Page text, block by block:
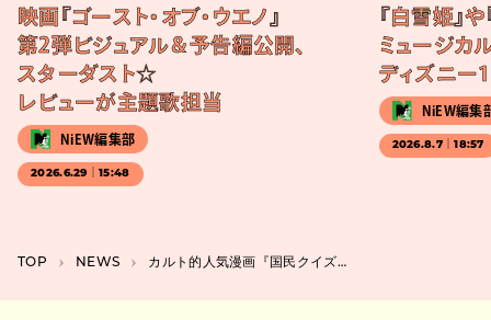
映画『ゴースト・オブ・ウエノ』
第2弾ビジュアル＆予告編公開、
スターダスト☆
レビューが主題歌担当
NiEW編集部
2026.6.29｜15:48
『白雪姫』
ミュージカル
ディズニー
NiEW編集
2026.8.7｜18:57
TOP NEWS カルト的人気漫画『国民クイズ』がNetflixで実写化、山田孝之がK井K一を演じる